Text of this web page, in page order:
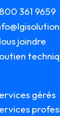
361 9659
joindre
gérés